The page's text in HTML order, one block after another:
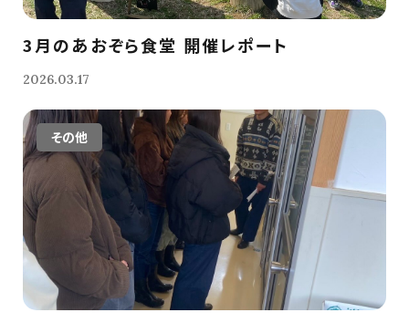
3月のあおぞら食堂 開催レポート
2026.03.17
その他